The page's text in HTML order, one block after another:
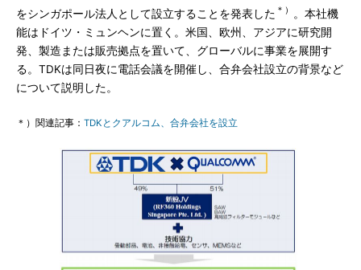
をシンガポール法人として設立することを発表した ＊）
。本社機
能はドイツ・ミュンヘンに置く。米国、欧州、アジアに研究開
発、製造または販売拠点を置いて、グローバルに事業を展開す
る。TDKは同日夜に電話会議を開催し、合弁会社設立の背景など
について説明した。
＊）関連記事： TDKとクアルコム、合弁会社を設立